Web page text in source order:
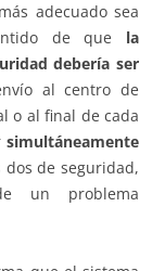
adecuado sea
de que la
debería ser
al centro de
o al final de cada
simultáneamente
de seguridad,
un problema